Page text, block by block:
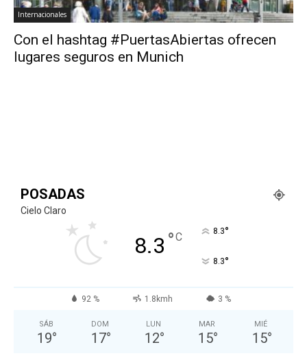
Internacionales
Con el hashtag #PuertasAbiertas ofrecen
lugares seguros en Munich
POSADAS
Cielo Claro
8.3 °C 8.3°
8.3°
92 % 1.8kmh 3 %
SÁB
19°
DOM
17°
LUN
12°
MAR
15°
MIÉ
15°